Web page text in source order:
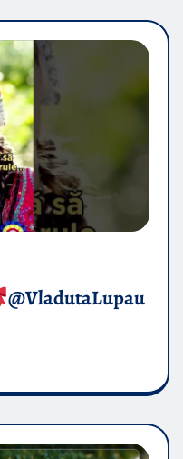
​@VladutaLupau